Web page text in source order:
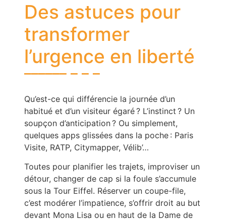
Des astuces pour
transformer
l’urgence en liberté
Qu’est-ce qui différencie la journée d’un
habitué et d’un visiteur égaré ? L’instinct ? Un
soupçon d’anticipation ? Ou simplement,
quelques apps glissées dans la poche : Paris
Visite, RATP, Citymapper, Vélib’…
Toutes pour planifier les trajets, improviser un
détour, changer de cap si la foule s’accumule
sous la Tour Eiffel. Réserver un coupe-file,
c’est modérer l’impatience, s’offrir droit au but
devant Mona Lisa ou en haut de la Dame de